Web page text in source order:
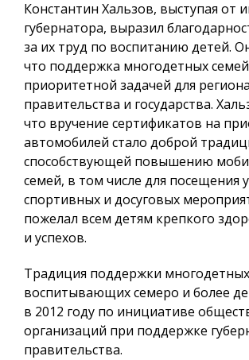
Константин Хальзов, выступая от
губернатора, выразил
за их труд по воспитанию детей.
что поддержка многодетных семей
приоритетной задачей для
правительства и государства.
что вручение сертификатов на
автомобилей стало доброй
способствующей повышению
семей, в том числе для посещения
спортивных и досуговых
пожелал всем детям крепкого
и успехов.
Традиция поддержки
воспитывающих семеро и более
в 2012 году по инициативе
организаций при поддержке
правительства.